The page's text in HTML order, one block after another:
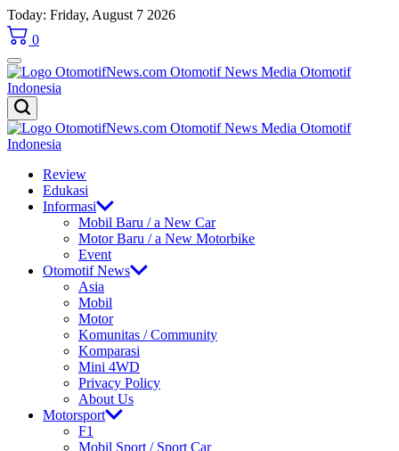
Skip
to
content
Today: Friday, August 7 2026
0
OtomotifNews.com
OtomotifNews.com
Review
Edukasi
Informasi
Mobil Baru / a New Car
Motor Baru / a New Motorbike
Event
Otomotif News
Asia
Mobil
Motor
Komunitas / Community
Komparasi
Mini 4WD
Privacy Policy
About Us
Motorsport
F1
Mobil Sport / Sport Car